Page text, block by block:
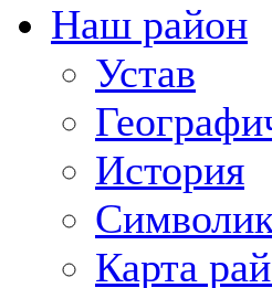
Наш район
Устав
История
Карта